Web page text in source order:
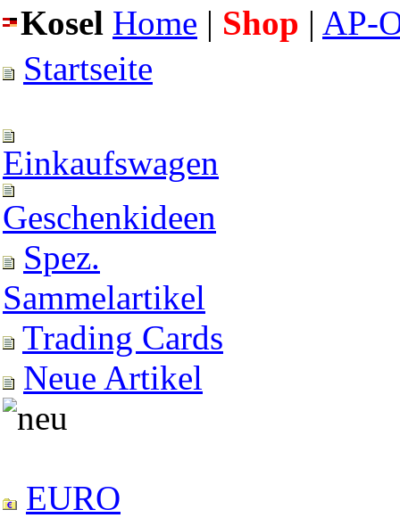
Kosel Home | Shop | AP-
Startseite
Einkaufswagen
Geschenkideen
Spez.
Sammelartikel
Trading Cards
Neue Artikel
EURO